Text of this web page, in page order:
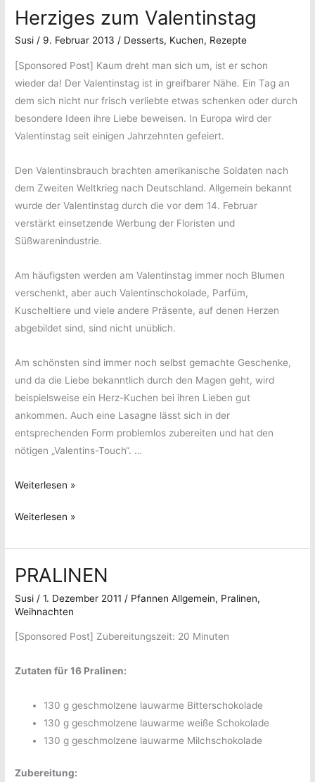
Küchen
Herziges zum Valentinstag
Susi/ 9. Februar 2013/ Desserts, Kuchen, Rezepte
[Sponsored Post] Kaum dreht man sich um, ist er schon
wieder da! Der Valentinstag ist in greifbarer Nähe. Ein Tag an
dem sich nicht nur frisch verliebte etwas schenken oder durch
besondere Ideen ihre Liebe beweisen. In Europa wird der
Valentinstag seit einigen Jahrzehnten gefeiert.
Den Valentinsbrauch brachten amerikanische Soldaten nach
dem Zweiten Weltkrieg nach Deutschland. Allgemein bekannt
wurde der Valentinstag durch die vor dem 14. Februar
verstärkt einsetzende Werbung der Floristen und
Süßwarenindustrie.
Am häufigsten werden am Valentinstag immer noch Blumen
verschenkt, aber auch Valentinschokolade, Parfüm,
Kuscheltiere und viele andere Präsente, auf denen Herzen
abgebildet sind, sind nicht unüblich.
Am schönsten sind immer noch selbst gemachte Geschenke,
und da die Liebe bekanntlich durch den Magen geht, wird
beispielsweise ein Herz-Kuchen bei ihren Lieben gut
ankommen. Auch eine Lasagne lässt sich in der
entsprechenden Form problemlos zubereiten und hat den
nötigen „Valentins-Touch“. …
Herziges
Valentinstag
Weiterlesen »
Herziges
Valentinstag
Weiterlesen »
PRALINEN
Susi /1. Dezember 2011 / Pfannen Allgemein, Pralinen,
Weihnachten
[Sponsored Post] Zubereitungszeit: 20 Minuten
Zutaten für 16 Pralinen:
130 g geschmolzene lauwarme Bitterschokolade
130 g geschmolzene lauwarme weiße Schokolade
130 g geschmolzene lauwarme Milchschokolade
Zubereitung: